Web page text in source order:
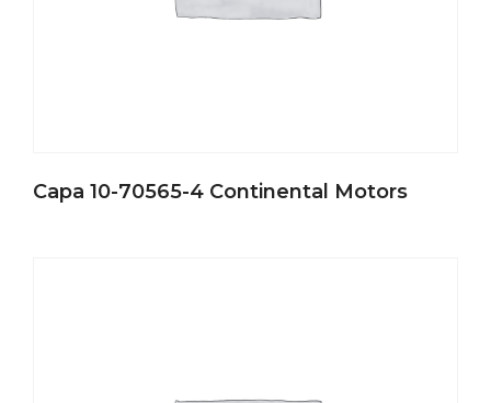
Capa 10-70565-4 Continental Motors